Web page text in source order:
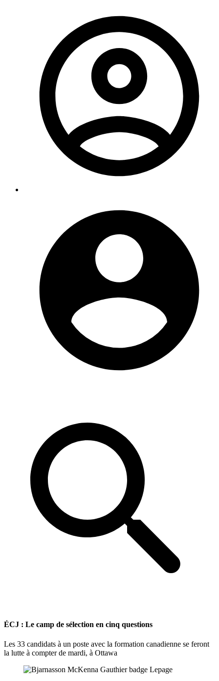
ÉCJ : Le camp de sélection en cinq questions
Les 33 candidats à un poste avec la formation canadienne se feront
la lutte à compter de mardi, à Ottawa